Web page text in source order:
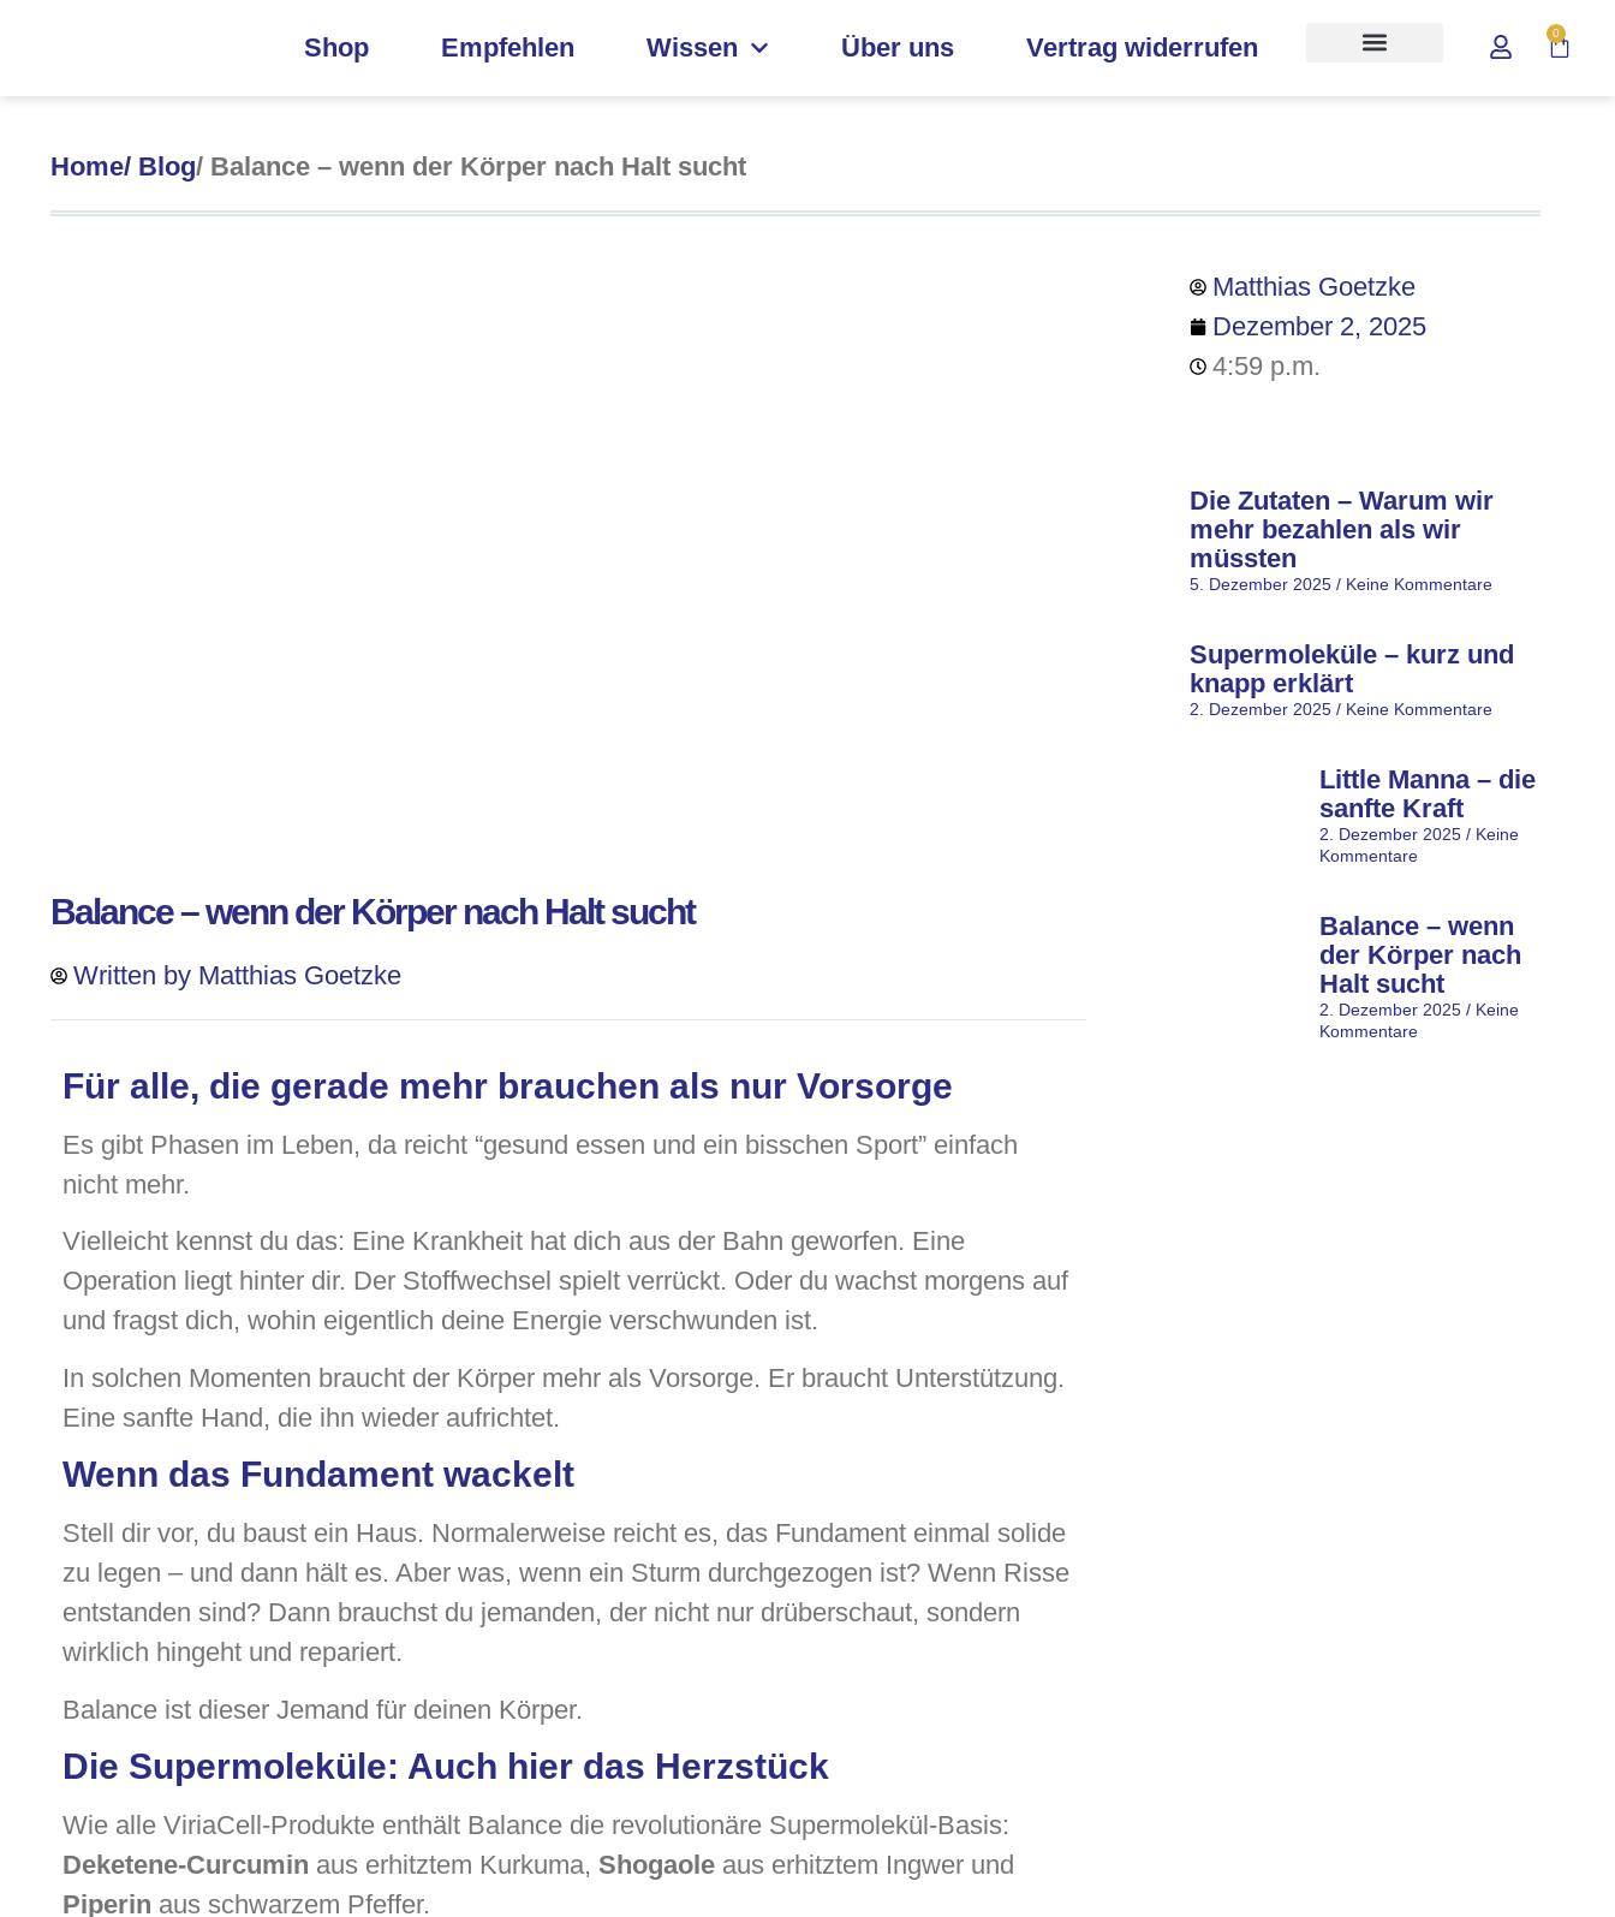
Shop Empfehlen Wissen Über uns Vertrag widerrufen 0
Home/ Blog/ Balance – wenn der Körper nach Halt sucht
Balance – wenn der Körper nach Halt sucht
Written by Matthias Goetzke
Für alle, die gerade mehr brauchen als nur Vorsorge
Es gibt Phasen im Leben, da reicht “gesund essen und ein bisschen Sport” einfach
nicht mehr.
Vielleicht kennst du das: Eine Krankheit hat dich aus der Bahn geworfen. Eine
Operation liegt hinter dir. Der Stoffwechsel spielt verrückt. Oder du wachst morgens auf
und fragst dich, wohin eigentlich deine Energie verschwunden ist.
In solchen Momenten braucht der Körper mehr als Vorsorge. Er braucht Unterstützung.
Eine sanfte Hand, die ihn wieder aufrichtet.
Wenn das Fundament wackelt
Stell dir vor, du baust ein Haus. Normalerweise reicht es, das Fundament einmal solide
zu legen – und dann hält es. Aber was, wenn ein Sturm durchgezogen ist? Wenn Risse
entstanden sind? Dann brauchst du jemanden, der nicht nur drüberschaut, sondern
wirklich hingeht und repariert.
Balance ist dieser Jemand für deinen Körper.
Die Supermoleküle: Auch hier das Herzstück
Wie alle ViriaCell-Produkte enthält Balance die revolutionäre Supermolekül-Basis:
Deketene-Curcumin aus erhitztem Kurkuma, Shogaole aus erhitztem Ingwer und
Piperin aus schwarzem Pfeffer.
Matthias Goetzke
Dezember 2, 2025
4:59 p.m.
Die Zutaten – Warum wir
mehr bezahlen als wir
müssten
5. Dezember 2025 Keine Kommentare
Supermoleküle – kurz und
knapp erklärt
2. Dezember 2025 Keine Kommentare
Little Manna – die
sanfte Kraft
2. Dezember 2025 Keine
Kommentare
Balance – wenn
der Körper nach
Halt sucht
2. Dezember 2025 Keine
Kommentare